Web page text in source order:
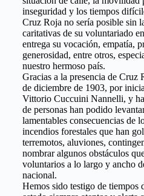
inseguridad y los tiempos
Cruz Roja no sería posible sin
caritativas de su voluntariado
entrega su vocación, empatía,
generosidad, entre otros,
nuestro hermoso país.
Gracias a la presencia de Cruz
de diciembre de 1903, por
Vittorio Cuccuini Nannelli, y
de personas han podido
lamentables consecuencias de
incendios forestales que han
terremotos, aluviones,
nombrar algunos obstáculos
voluntarios a lo largo y ancho
nacional.
Hemos sido testigo de tiempos